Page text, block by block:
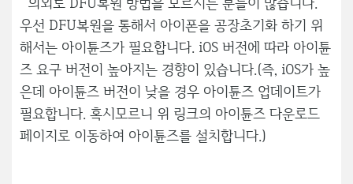
우선 DFU복원을 통해서 아이폰을 공장초기화 하기 위
해서는 아이튠즈가 필요합니다. iOS 버전에 따라 아이튠
즈 요구 버전이 높아지는 경향이 있습니다.(즉, iOS가 높
은데 아이튠즈 버전이 낮을 경우 아이튠즈 업데이트가
필요합니다. 혹시모르니 위 링크의 아이튠즈 다운로드
페이지로 이동하여 아이튠즈를 설치합니다.)